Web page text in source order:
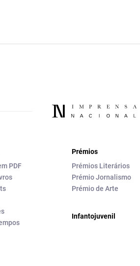
PDF
Prémios
Prémios Literários
Prémio Jornalismo
Prémio de Arte
Infantojuvenil